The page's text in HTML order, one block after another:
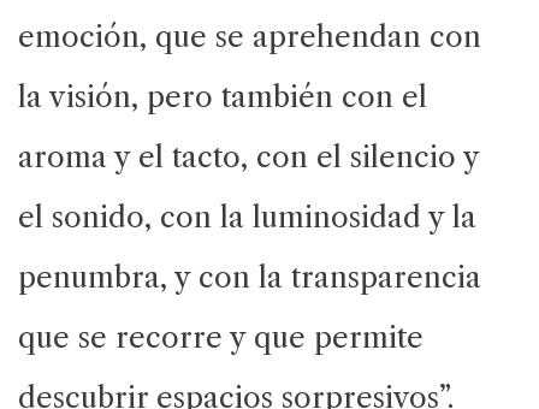
emoción, que se aprehendan con
la visión, pero también con el
aroma y el tacto, con el silencio y
el sonido, con la luminosidad y la
penumbra, y con la transparencia
que se recorre y que permite
descubrir espacios sorpresivos”.